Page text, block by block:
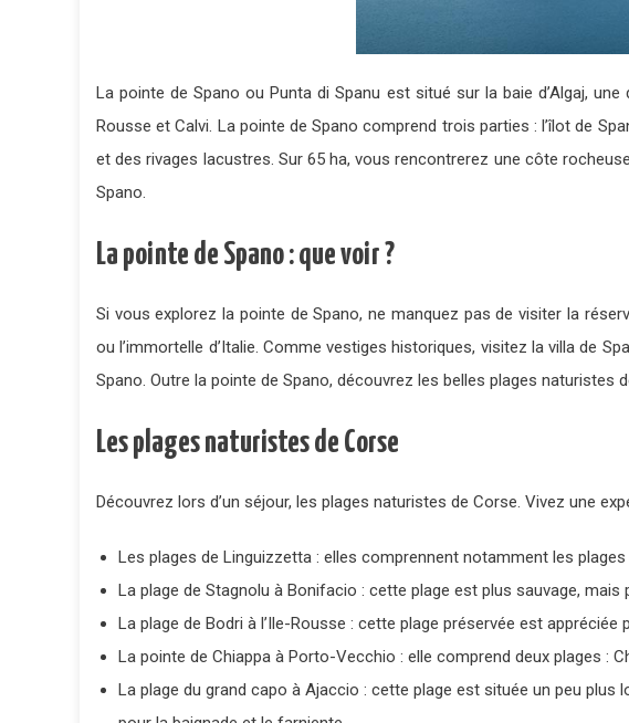
La pointe de Spano ou Punta di Spanu est situé sur la baie d’Algaj,
Rousse et Calvi. La pointe de Spano comprend trois parties : l’îlot de
et des rivages lacustres. Sur 65 ha, vous rencontrerez une côte
Spano.
La pointe de Spano : que voir ?
Si vous explorez la pointe de Spano, ne manquez pas de visiter la
ou l’immortelle d’Italie. Comme vestiges historiques, visitez la villa de
Spano. Outre la pointe de Spano, découvrez les belles plages naturistes
Les plages naturistes de Corse
Découvrez lors d’un séjour, les plages naturistes de Corse. Vivez une
Les plages de Linguizzetta : elles comprennent notamment les
La plage de Stagnolu à Bonifacio : cette plage est plus sauvage,
La plage de Bodri à l’Ile-Rousse : cette plage préservée est
La pointe de Chiappa à Porto-Vecchio : elle comprend deux plages :
La plage du grand capo à Ajaccio : cette plage est située un peu plus